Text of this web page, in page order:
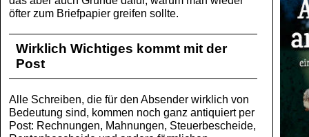
öfter zum Briefpapier greifen sollte.
Wirklich Wichtiges kommt mit der
Post
Alle Schreiben, die für den Absender wirklich von
Bedeutung sind, kommen noch ganz antiquiert per
Post: Rechnungen, Mahnungen, Steuerbescheide,